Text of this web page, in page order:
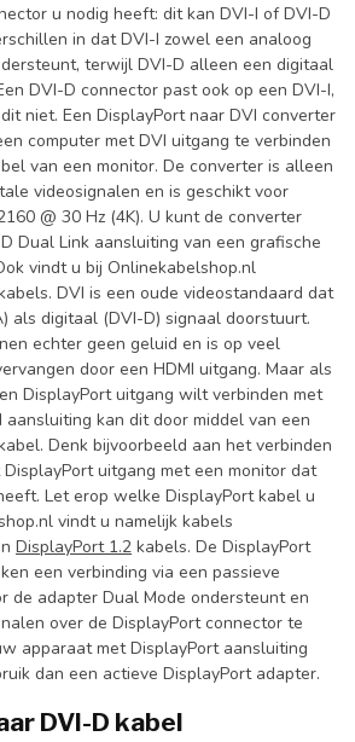
u nodig heeft: dit kan DVI-I of DVI-D
in dat DVI-I zowel een analoog
terwijl DVI-D alleen een digitaal
DVI-D connector past ook op een DVI-I,
niet. Een DisplayPort naar DVI converter
computer met DVI uitgang te verbinden
van een monitor. De converter is alleen
videosignalen en is geschikt voor
@ 30 Hz (4K). U kunt de converter
Dual Link aansluiting van een grafische
vindt u bij Onlinekabelshop.nl
DVI is een oude videostandaard dat
als digitaal (DVI-D) signaal doorstuurt.
echter geen geluid en is op veel
door een HDMI uitgang. Maar als
DisplayPort uitgang wilt verbinden met
kan dit door middel van een
Denk bijvoorbeeld aan het verbinden
uitgang met een monitor dat
Let erop welke DisplayPort kabel u
vindt u namelijk kabels
DisplayPort 1.2 kabels. De DisplayPort
een verbinding via een passieve
de adapter Dual Mode ondersteunt en
over de DisplayPort connector te
apparaat met DisplayPort aansluiting
dan een actieve DisplayPort adapter.
DVI-D kabel